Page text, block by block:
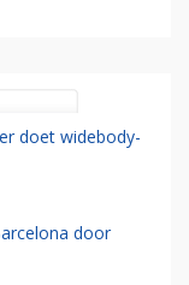
doet widebody-
door